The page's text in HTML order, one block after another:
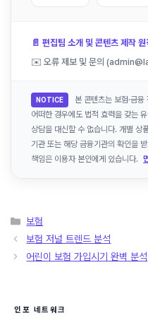
📄 편집팀 소개 및 콘텐츠 제작
✉️ 오류 제보 및 문의
NOTICE
본 콘텐츠는 보험·금
어떠한 경우에도 법적 효력을 갖는
상담을 대신할 수 없습니다. 개별 상
기관 또는 해당 금융기관의 확인을
책임은 이용자 본인에게 있습니다.
카
테
리
보험
보험 저널 트렌드 분석
어린이 보험 가입시기 완벽 분석
인포 네트워크